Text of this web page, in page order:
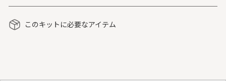
このキットに必要なアイテム